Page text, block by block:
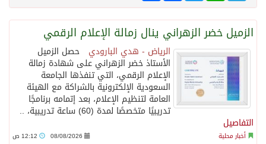
الزميل خضر الزهراني ينال زمالة الإعلام الرقمي
الرياض - هدي البارودي حصل الزميل
الأستاذ خضر الزهراني على شهادة زمالة
الإعلام الرقمي، التي تنفذها الجامعة
السعودية الإلكترونية بالشراكة مع الهيئة
العامة لتنظيم الإعلام، بعد إتمامه برنامجًا
تدريبيًا متخصصًا لمدة (60) ساعة تدريبية، ..
التفاصيل
أخبار محلية 08/08/2026